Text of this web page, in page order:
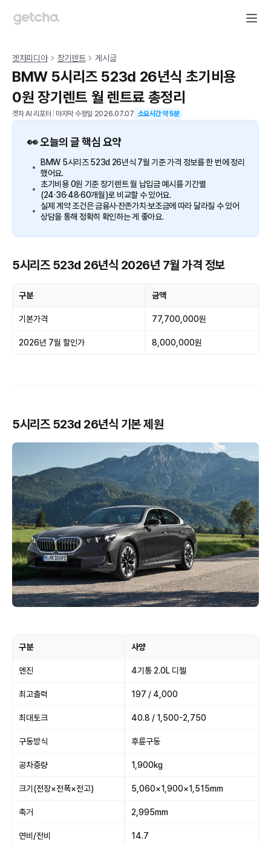
겟차피디아 장기렌트 게시글
BMW 5시리즈 523d 26년식 초기비용
0원 장기렌트 월 렌트료 총정리
겟차 AI 리포터 마지막 수정일 2026.07.07 소요시간 약5분
👀 오늘의 글 핵심 요약
BMW 5시리즈 523d 26년식 7월 기준 가격 정보를 한 번에 정리
했어요.
초기비용 0원 기준 장기렌트 월 납입금 예시를 기간별
(24·36·48·60개월)로 비교할 수 있어요.
실제 계약 조건은 금융사·잔존가치·보조금에 따라 달라질 수 있어
상담을 통해 정확히 확인하는 게 좋아요.
5시리즈 523d 26년식 2026년 7월 가격 정보
구분 금액
기본가격 77,700,000원
2026년 7월 할인가 8,000,000원
5시리즈 523d 26년식 기본 제원
구분 사양
엔진 4기통 2.0L 디젤
최고출력 197 / 4,000
최대토크 40.8 / 1,500-2,750
구동방식 후륜구동
공차중량 1,900kg
크기(전장×전폭×전고) 5,060×1,900×1,515mm
축거 2,995mm
연비/전비 14.7